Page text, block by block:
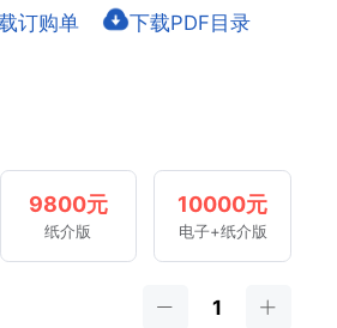
订购单 下载PDF目录
9800元
纸介版
10000元
电子+纸介版